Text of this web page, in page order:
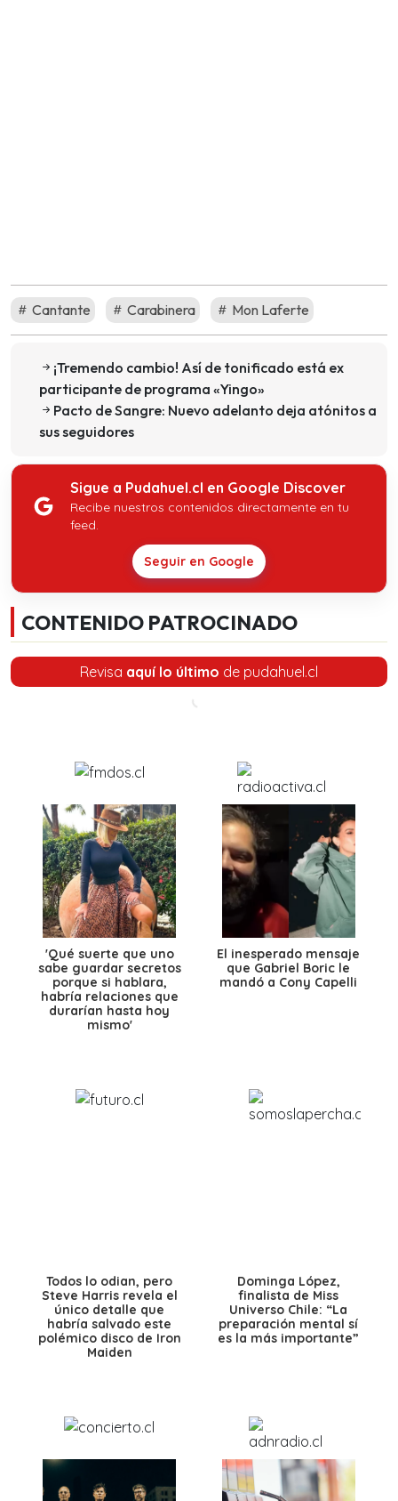
Cantante Carabinera Mon Laferte
¡Tremendo cambio! Así de tonificado está ex
participante de programa «Yingo»
Pacto de Sangre: Nuevo adelanto deja atónitos a
sus seguidores
Sigue a Pudahuel.cl en Google Discover
Recibe nuestros contenidos directamente en tu
feed.
Seguir en Google
CONTENIDO PATROCINADO
Revisa aquí lo último de pudahuel.cl
'Qué suerte que uno
sabe guardar secretos
porque si hablara,
habría relaciones que
durarían hasta hoy
mismo'
El inesperado mensaje
que Gabriel Boric le
mandó a Cony Capelli
Todos lo odian, pero
Steve Harris revela el
único detalle que
habría salvado este
polémico disco de Iron
Maiden
Dominga López,
finalista de Miss
Universo Chile: “La
preparación mental sí
es la más importante”